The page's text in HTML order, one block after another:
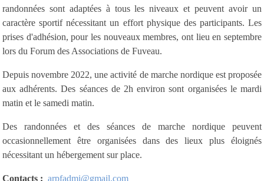
randonnées sont adaptées à tous les niveaux et peuvent avoir un
caractère sportif nécessitant un effort physique des participants. Les
prises d'adhésion, pour les nouveaux membres, ont lieu en septembre
lors du Forum des Associations de Fuveau.
Depuis novembre 2022, une activité de marche nordique est proposée
aux adhérents. Des séances de 2h environ sont organisées le mardi
matin et le samedi matin.
Des randonnées et des séances de marche nordique peuvent
occasionnellement être organisées dans des lieux plus éloignés
nécessitant un hébergement sur place.
Contacts : arpfadmi@gmail.com